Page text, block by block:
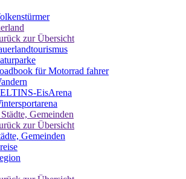
zur Übersicht
für Motorrad fahrer
EisArena
Gemeinden
zur Übersicht
Gemeinden